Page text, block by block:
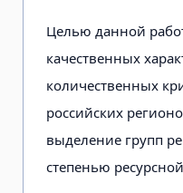
Целью данной
качественных
количественных
российских
выделение групп
степенью